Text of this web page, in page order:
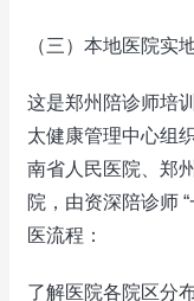
（三）本地医院实
这是郑州陪诊师培
太健康管理中心组
南省人民医院、郑
院，由资深陪诊师
医流程：
了解医院各院区分